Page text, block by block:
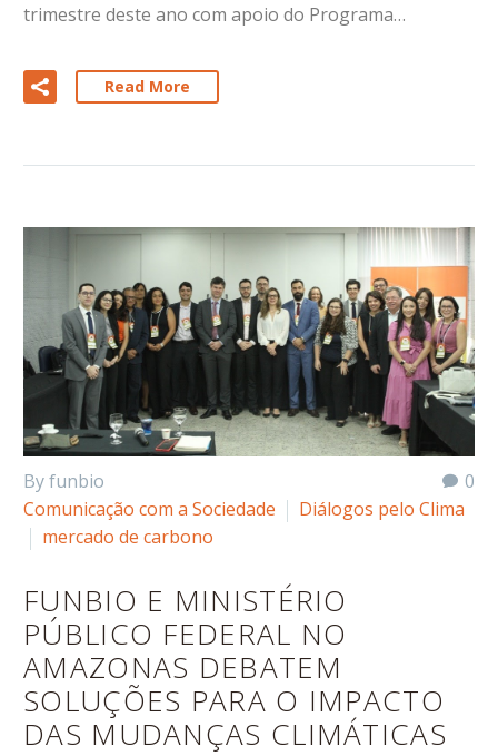
trimestre deste ano com apoio do Programa…
Read More
0
By funbio
Comunicação com a Sociedade
Diálogos pelo Clima
mercado de carbono
FUNBIO E MINISTÉRIO
PÚBLICO FEDERAL NO
AMAZONAS DEBATEM
SOLUÇÕES PARA O IMPACTO
DAS MUDANÇAS CLIMÁTICAS